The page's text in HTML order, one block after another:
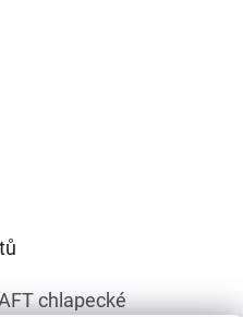
chlapecké